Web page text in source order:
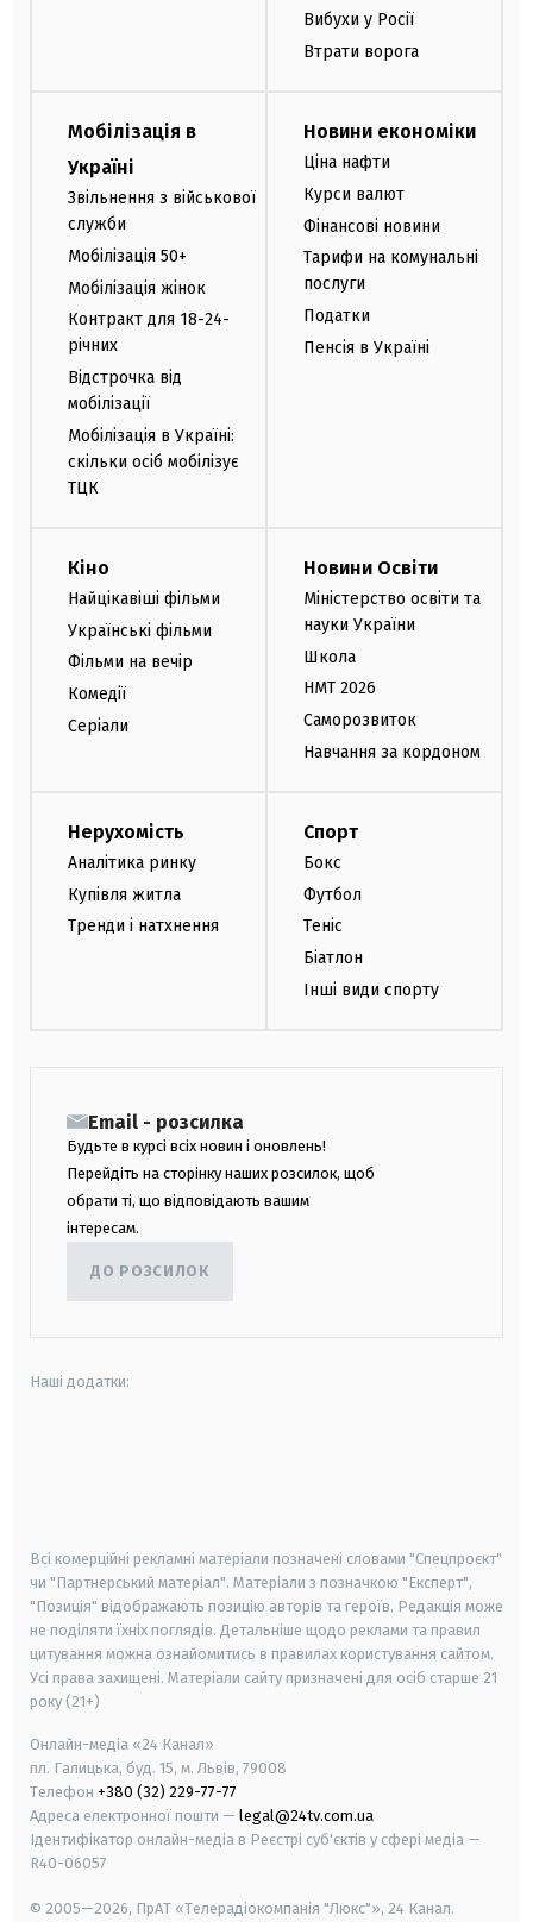
Вибухи у Росії
Втрати ворога
Мобілізація в
Україні
Звільнення з військової
служби
Мобілізація 50+
Мобілізація жінок
Контракт для 18-24-
річних
Відстрочка від
мобілізації
Мобілізація в Україні:
скільки осіб мобілізує
ТЦК
Новини економіки
Ціна нафти
Курси валют
Фінансові новини
Тарифи на комунальні
послуги
Податки
Пенсія в Україні
Кіно
Найцікавіші фільми
Українські фільми
Фільми на вечір
Комедії
Серіали
Новини Освіти
Міністерство освіти та
науки України
Школа
НМТ 2026
Саморозвиток
Навчання за кордоном
Нерухомість
Аналітика ринку
Купівля житла
Тренди і натхнення
Спорт
Бокс
Футбол
Теніс
Біатлон
Інші види спорту
Email - розсилка
Будьте в курсі всіх новин і оновлень!
Перейдіть на сторінку наших розсилок, щоб
обрати ті, що відповідають вашим
інтересам.
ДО РОЗСИЛОК
Наші додатки:
Всі комерційні рекламні матеріали позначені словами "Спецпроєкт"
чи "Партнерський матеріал". Матеріали з позначкою "Експерт",
"Позиція" відображають позицію авторів та героїв. Редакція може
не поділяти їхніх поглядів. Детальніше щодо реклами та правил
цитування можна ознайомитись в правилах користування сайтом.
Усі права захищені. Матеріали сайту призначені для осіб старше 21
року (21+)
Онлайн-медіа «24 Канал»
пл. Галицька, буд. 15, м. Львів, 79008
Телефон +380 (32) 229-77-77
Адреса електронної пошти — legal@24tv.com.ua
Ідентифікатор онлайн-медіа в Реєстрі суб'єктів у сфері медіа —
R40-06057
© 2005—2026, ПрАТ «Телерадіокомпанія "Люкс"», 24 Канал.